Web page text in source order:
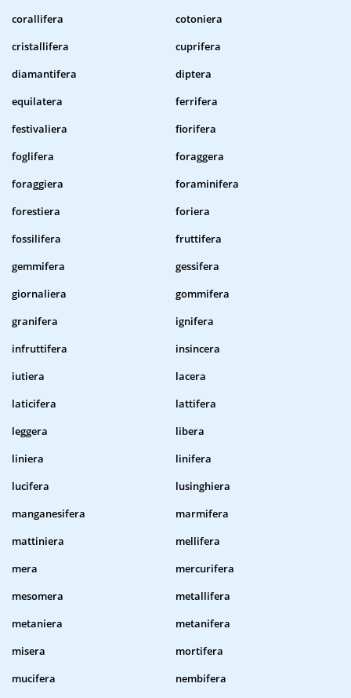
corallifera
cotoniera
cristallifera
cuprifera
diamantifera
diptera
equilatera
ferrifera
festivaliera
fiorifera
foglifera
foraggera
foraggiera
foraminifera
forestiera
foriera
fossilifera
fruttifera
gemmifera
gessifera
giornaliera
gommifera
granifera
ignifera
infruttifera
insincera
iutiera
lacera
laticifera
lattifera
leggera
libera
liniera
linifera
lucifera
lusinghiera
manganesifera
marmifera
mattiniera
mellifera
mera
mercurifera
mesomera
metallifera
metaniera
metanifera
misera
mortifera
mucifera
nembifera